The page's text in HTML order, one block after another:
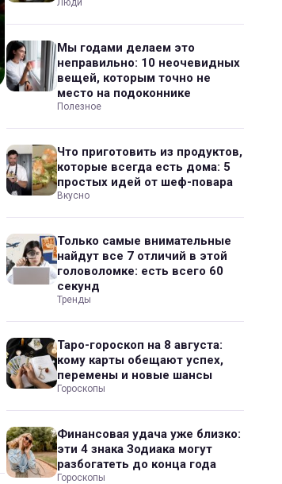
Люди
Мы годами делаем это
неправильно: 10 неочевидных
вещей, которым точно не
место на подоконнике
Полезное
Что приготовить из продуктов,
которые всегда есть дома: 5
простых идей от шеф-повара
Вкусно
Только самые внимательные
найдут все 7 отличий в этой
головоломке: есть всего 60
секунд
Тренды
Таро-гороскоп на 8 августа:
кому карты обещают успех,
перемены и новые шансы
Гороскопы
Финансовая удача уже близко:
эти 4 знака Зодиака могут
разбогатеть до конца года
Гороскопы